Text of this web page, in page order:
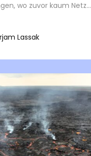
wo zuvor kaum Netz...
Lassak